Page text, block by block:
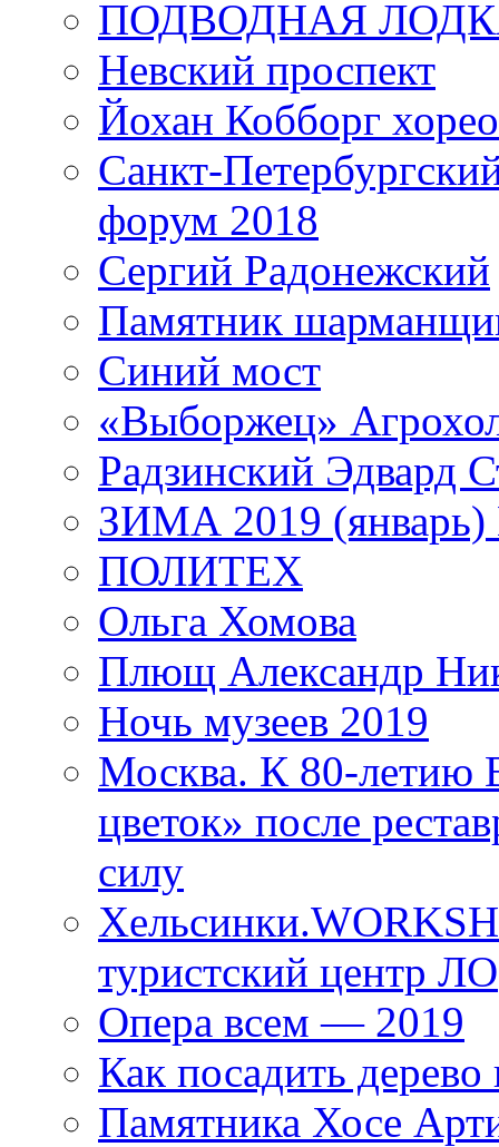
ПОДВОДНАЯ
Невский проспект
Йохан Кобборг
Санкт-
форум 2018
Сергий Радонежский
Памятник
Синий мост
«Выборжец»
Радзинский Эдвард
ЗИМА 2019 (январь)
ПОЛИТЕХ
Ольга Хомова
Плющ Александр
Ночь музеев 2019
Москва. К 80-
цветок» после
силу
туристский центр ЛО
Опера всем — 2019
Как посадить дерево
Памятника Хосе